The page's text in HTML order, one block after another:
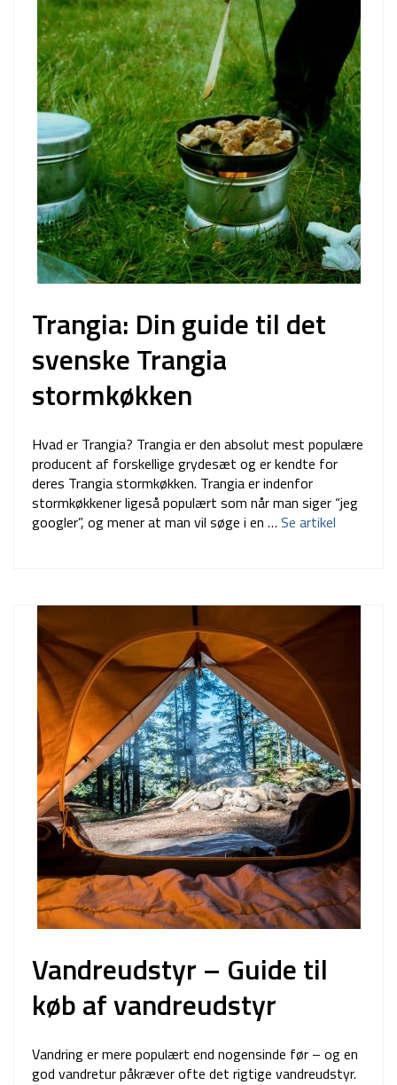
Trangia: Din guide til det
svenske Trangia
stormkøkken
Hvad er Trangia? Trangia er den absolut mest populære
producent af forskellige grydesæt og er kendte for
deres Trangia stormkøkken. Trangia er indenfor
stormkøkkener ligeså populært som når man siger “jeg
googler”, og mener at man vil søge i en … Se artikel
Vandreudstyr – Guide til
køb af vandreudstyr
Vandring er mere populært end nogensinde før – og en
god vandretur påkræver ofte det rigtige vandreudstyr.